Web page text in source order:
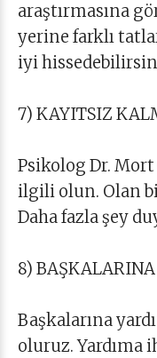
araştırmasına
yerine farklı
iyi
7) KAYITSIZ
Psikolog Dr. Mort
ilgili olun. Olan
Daha fazla şey
8)
Başkalarına
oluruz. Yardıma